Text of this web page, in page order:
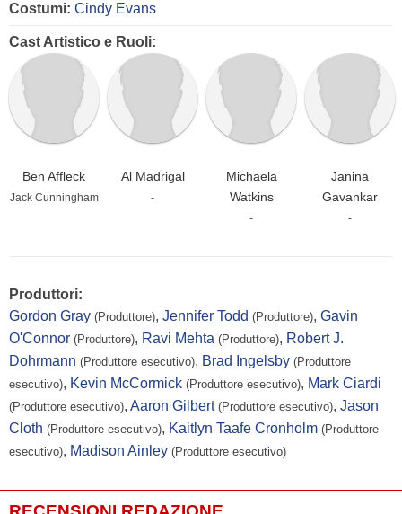
Costumi: Cindy Evans
Cast Artistico e Ruoli:
Ben Affleck
Jack Cunningham
Al Madrigal
-
Michaela
Watkins
-
Janina
Gavankar
-
Produttori:
Gordon Gray (Produttore), Jennifer Todd (Produttore), Gavin
O'Connor (Produttore), Ravi Mehta (Produttore), Robert J.
Dohrmann (Produttore esecutivo), Brad Ingelsby (Produttore
esecutivo), Kevin McCormick (Produttore esecutivo), Mark Ciardi
(Produttore esecutivo), Aaron Gilbert (Produttore esecutivo), Jason
Cloth (Produttore esecutivo), Kaitlyn Taafe Cronholm (Produttore
esecutivo), Madison Ainley (Produttore esecutivo)